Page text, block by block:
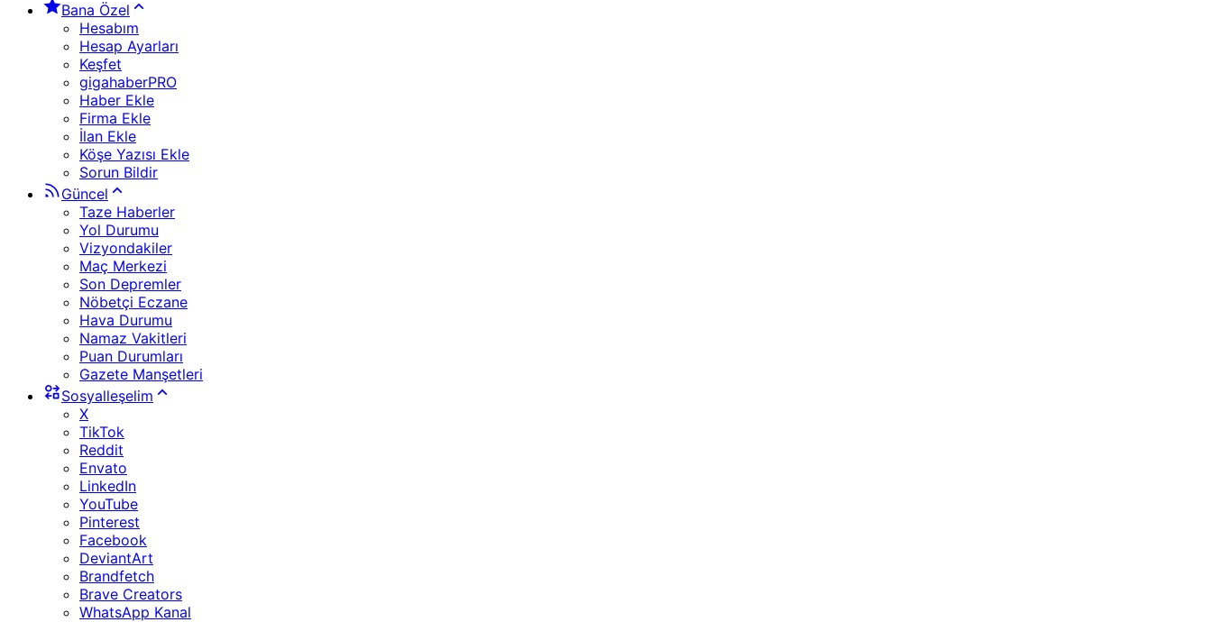
Bana Özel
Hesabım
Hesap Ayarları
Keşfet
gigahaberPRO
Haber Ekle
Firma Ekle
İlan Ekle
Köşe Yazısı Ekle
Sorun Bildir
Güncel
Taze Haberler
Yol Durumu
Vizyondakiler
Maç Merkezi
Son Depremler
Nöbetçi Eczane
Hava Durumu
Namaz Vakitleri
Puan Durumları
Gazete Manşetleri
Sosyalleşelim
X
TikTok
Reddit
Envato
LinkedIn
YouTube
Pinterest
Facebook
DeviantArt
Brandfetch
Brave Creators
WhatsApp Kanal